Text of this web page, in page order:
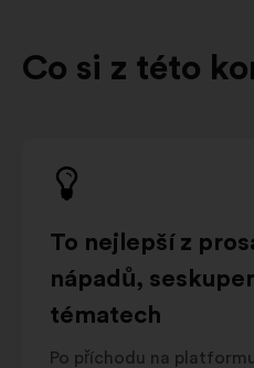
Co si z této
To nejlepší z
nápadů,
tématech
Po příchodu na